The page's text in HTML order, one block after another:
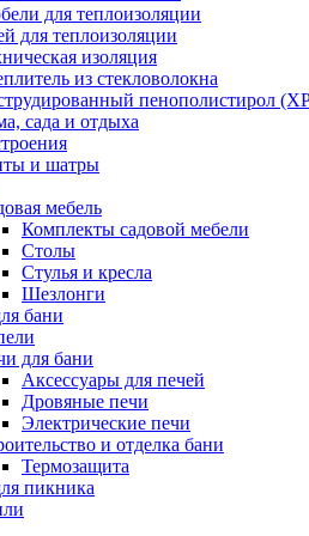
для теплоизоляции
для теплоизоляции
изоляция
из стекловолокна
пенополистирол
сада и отдыха
и шатры
мебель
Комплекты садовой мебели
Столы
Стулья и кресла
Шезлонги
бани
для бани
Аксессуары для печей
Дровяные печи
Электрические печи
и отделка бани
Термозащита
пикника